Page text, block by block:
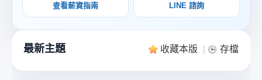
查看薪資指南 LINE 諮詢
收藏本版 存檔